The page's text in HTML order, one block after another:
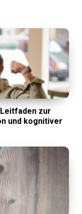
zur
und kognitiver